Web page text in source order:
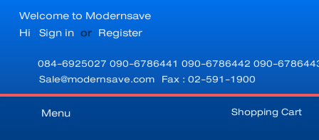
Welcome to Modernsave
Hi Sign in or Register
084-6925027 090-6786441 090-6786442 090-
Sale@modernsave.com Fax : 02-591-1900
Shopping Cart
Menu